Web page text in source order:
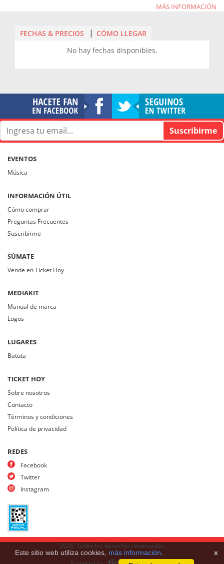
y metal alternativo, recorriendo los clásicos más
JORGE WASHINGTON # 52, Ñuñoa.
Viernes 26 Junio 2026
Puerta $ 12.000 (día del evento)
Evento solo para mayores de 18 años.
MÁS INFORMACIÓN
FECHAS & PRECIOS
CÓMO LLEGAR
No hay fechas disponibles.
EVENTOS
Música
INFORMACIÓN ÚTIL
Cómo comprar
Preguntas Frecuentes
Suscribirme
SÚMATE
Vende en Ticket Hoy
MEDIAKIT
Manual de marca
Logos
LUGARES
Batuta
TICKET HOY
Sobre nosotros
Contacto
Términos y condiciones
Política de privacidad
REDES
Facebook
Twitter
Instagram
2026. Todos los derechos reservados.
x
Este sitio web utiliza cookies, más información